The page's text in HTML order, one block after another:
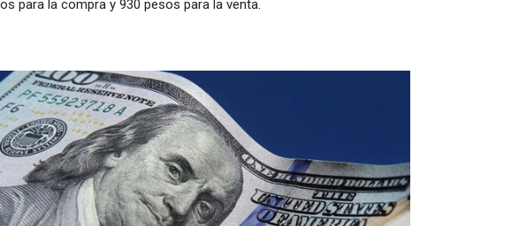
para la compra y 930 pesos para la venta.